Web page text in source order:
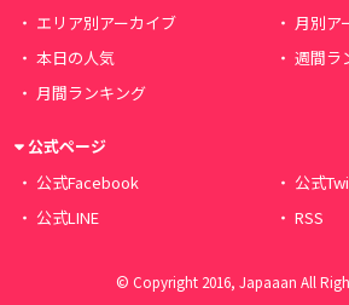
エリア別アーカイブ
月別ア
本日の人気
週間ラ
月間ランキング
公式ページ
公式Facebook
公式
公式LINE
RSS
© Copyright 2016, Japaaan All